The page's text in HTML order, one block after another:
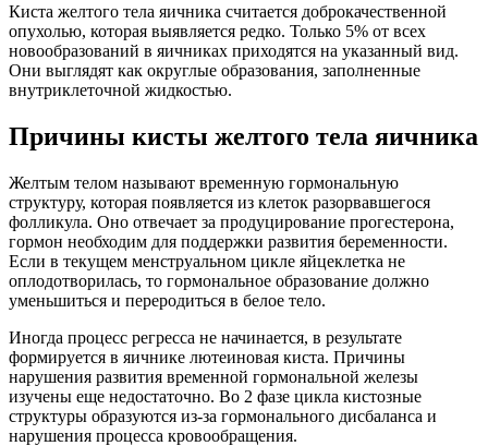
Киста желтого тела яичника считается доброкачественной
опухолью, которая выявляется редко. Только 5% от всех
новообразований в яичниках приходятся на указанный вид.
Они выглядят как округлые образования, заполненные
внутриклеточной жидкостью.
Причины кисты желтого тела яичника
Желтым телом называют временную гормональную
структуру, которая появляется из клеток разорвавшегося
фолликула. Оно отвечает за продуцирование прогестерона,
гормон необходим для поддержки развития беременности.
Если в текущем менструальном цикле яйцеклетка не
оплодотворилась, то гормональное образование должно
уменьшиться и переродиться в белое тело.
Иногда процесс регресса не начинается, в результате
формируется в яичнике лютеиновая киста. Причины
нарушения развития временной гормональной железы
изучены еще недостаточно. Во 2 фазе цикла кистозные
структуры образуются из-за гормонального дисбаланса и
нарушения процесса кровообращения.